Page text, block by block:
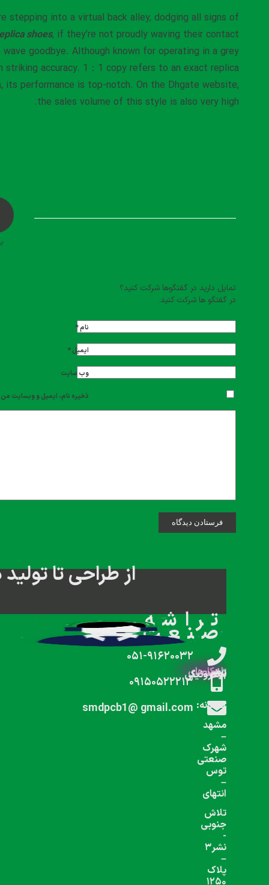
های اجتماعی دنبال کنید